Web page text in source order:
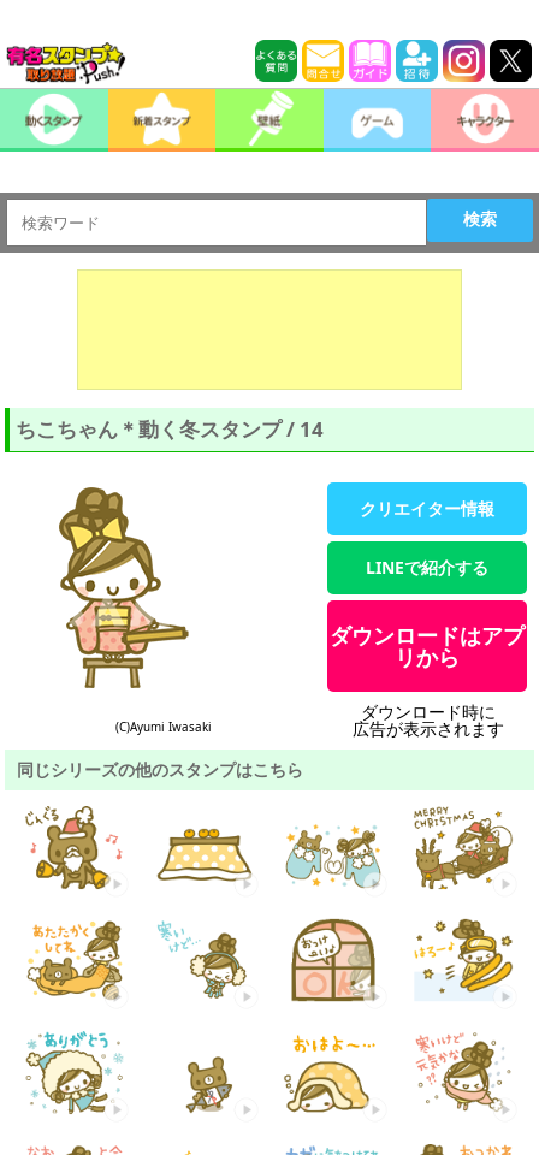
検索
ちこちゃん＊動く冬スタンプ / 14
(C)Ayumi Iwasaki
クリエイター情報
LINEで紹介する
ダウンロードはアプ
リから
ダウンロード時に
広告が表示されます
同じシリーズの他のスタンプはこちら